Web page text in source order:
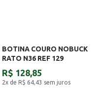
BOTINA COURO NOBUCK
RATO N36 REF 129
R$ 128,85
2x de R$ 64,43 sem juros